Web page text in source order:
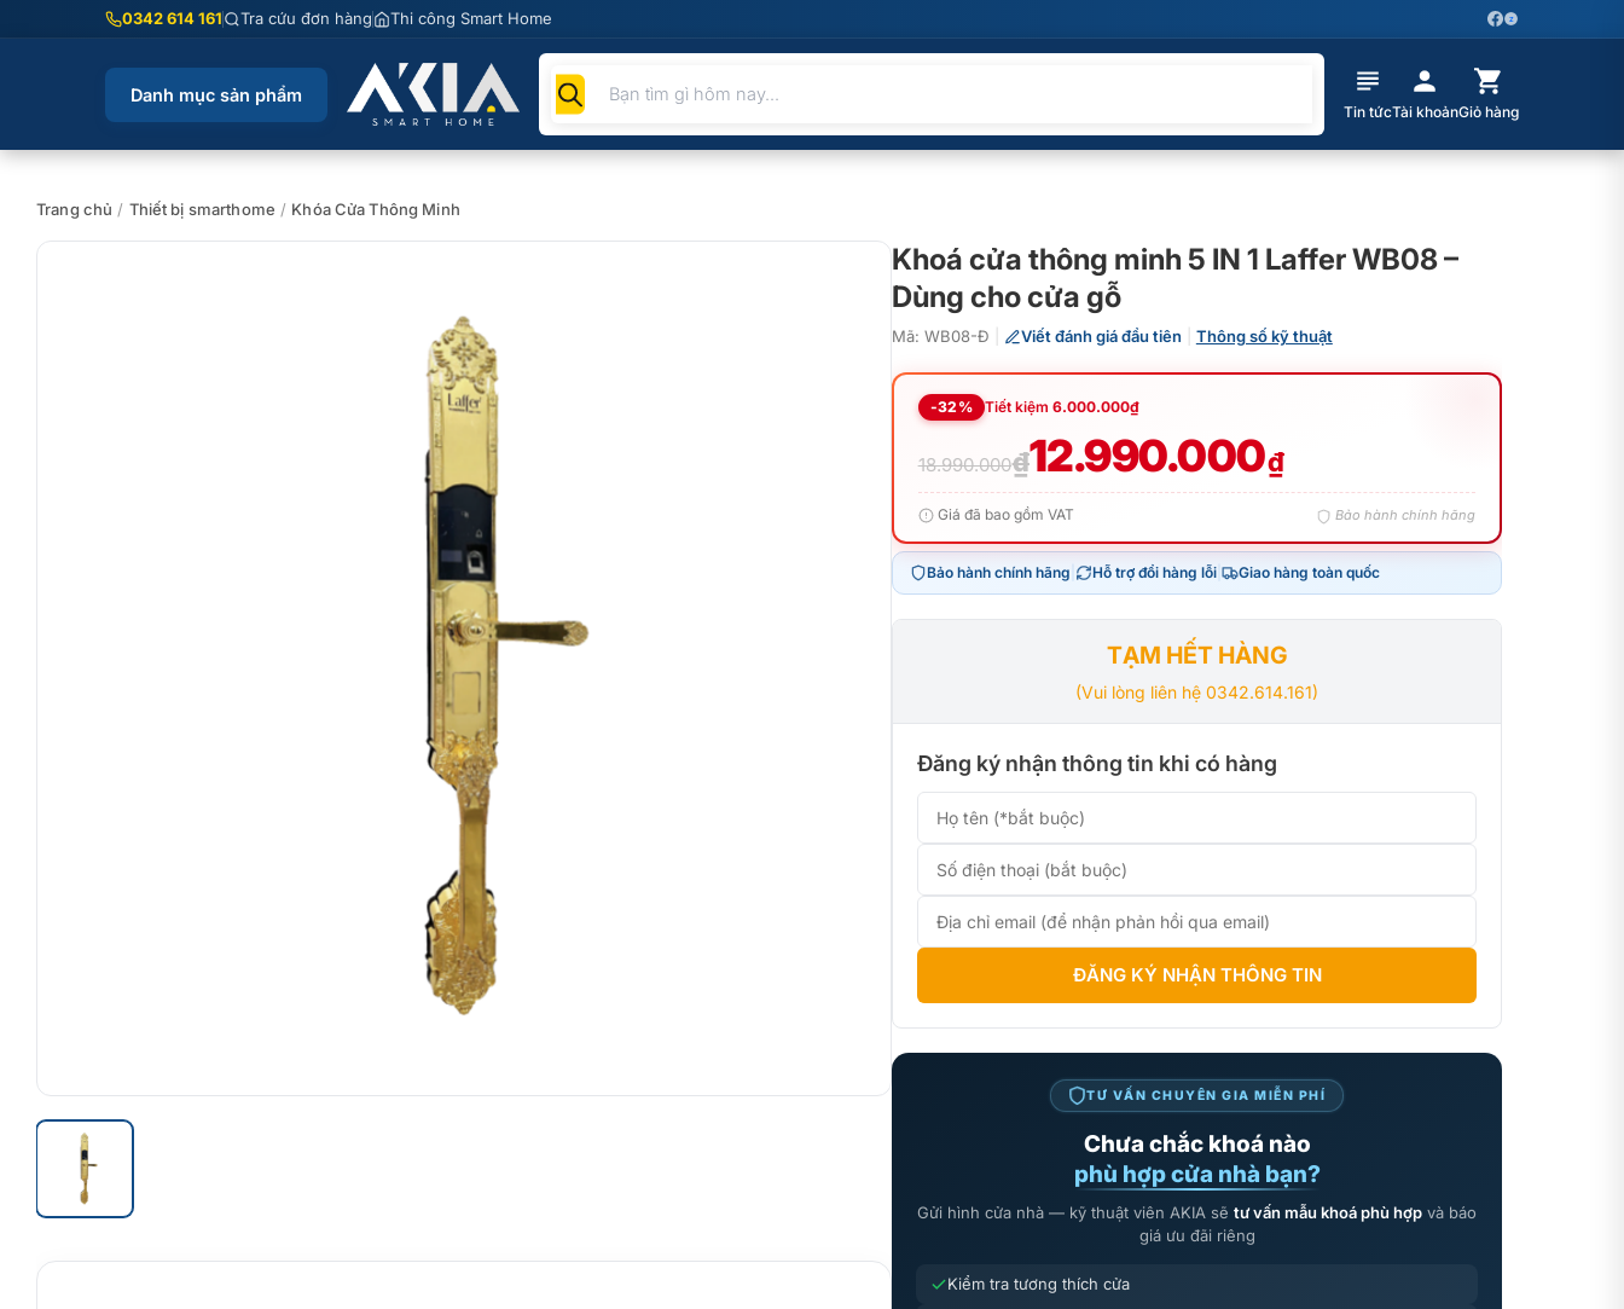
0342 614 161 Tra cứu đơn hàng Thi công Smart Home Z
Danh mục sản phẩm
Tìm
kiếm
sản
phẩm
Tin tứcTài khoảnGiỏ hàng
Trang chủ / Thiết bị smarthome / Khóa Cửa Thông Minh
Khoá cửa thông minh 5 IN 1 Laffer WB08 –
Dùng cho cửa gỗ
Mã: WB08-Đ Viết đánh giá đầu tiên Thông số kỹ thuật
-32% Tiết kiệm6.000.000₫
18.990.000₫
Giá
gốc
là:
18.990.000₫.
12.990.000₫
Giá
hiện
tại
là:
12.990.000₫.
Giá đã bao gồm VAT Bảo hành chính hãng
Bảo hành chính hãng Hỗ trợ đổi hàng lỗi| Giao hàng toàn quốc
TẠM HẾT HÀNG
(Vui lòng liên hệ 0342.614.161)
Đăng ký nhận thông tin khi có hàng
ĐĂNG KÝ NHẬN THÔNG TIN
TƯ VẤN CHUYÊN GIA MIỄN PHÍ
Chưa chắc khoá nào
phù hợp cửa nhà bạn?
Gửi hình cửa nhà — kỹ thuật viên AKIA sẽtư vấn mẫu khoá phù hợp và báo
giá ưu đãi riêng
Kiểm tra tương thích cửa